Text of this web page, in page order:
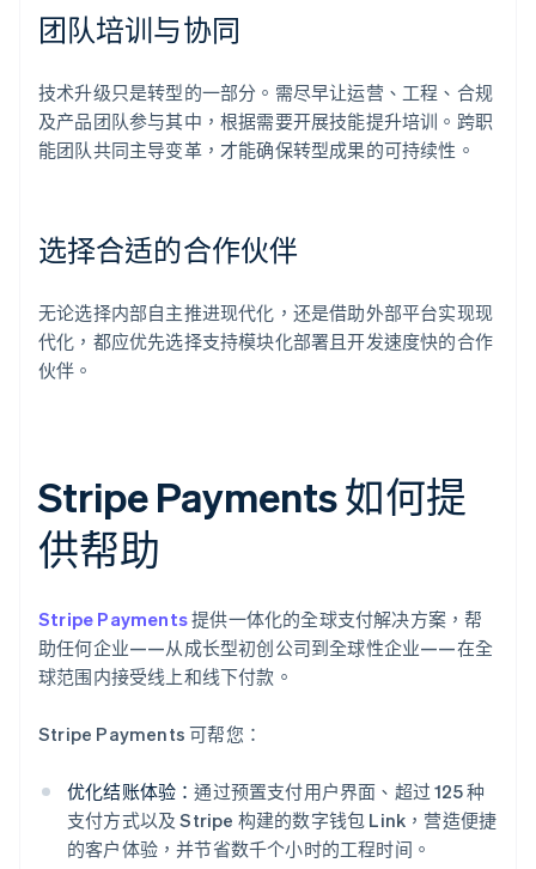
团队培训与协同
技术升级只是转型的一部分。需尽早让运营、工程、合规
及产品团队参与其中，根据需要开展技能提升培训。跨职
能团队共同主导变革，才能确保转型成果的可持续性。
选择合适的合作伙伴
无论选择内部自主推进现代化，还是借助外部平台实现现
代化，都应优先选择支持模块化部署且开发速度快的合作
伙伴。
Stripe Payments 如何提
供帮助
Stripe Payments提供一体化的全球支付解决方案，帮
助任何企业——从成长型初创公司到全球性企业——在全
球范围内接受线上和线下付款。
Stripe Payments 可帮您：
优化结账体验：通过预置支付用户界面、超过 125 种
支付方式以及 Stripe 构建的数字钱包 Link，营造便捷
的客户体验，并节省数千个小时的工程时间。